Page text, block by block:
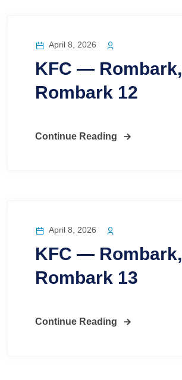
April 8, 2026
KFC — Rombark,
Rombark 12
Continue Reading
April 8, 2026
KFC — Rombark,
Rombark 13
Continue Reading